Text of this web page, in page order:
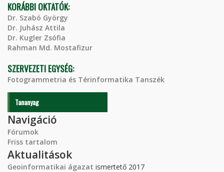
KORÁBBI OKTATÓK:
Dr. Szabó György
Dr. Juhász Attila
Dr. Kugler Zsófia
Rahman Md. Mostafizur
SZERVEZETI EGYSÉG:
Fotogrammetria és Térinformatika Tanszék
Tananyag
Navigáció
Fórumok
Friss tartalom
Aktualitások
Geoinformatikai ágazat ismertető 2017